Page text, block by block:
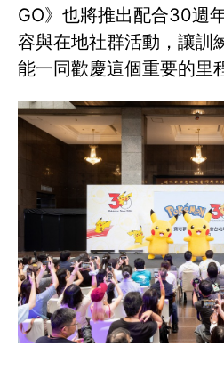
GO》也將推出配合30週
容與在地社群活動，讓訓
能一同歡慶這個重要的里